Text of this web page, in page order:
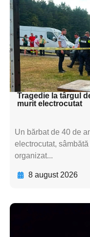
textul
textul
textul
Tragedie la târgul
murit electrocutat
Un bărbat de 40 de
electrocutat,
organizat...
8 august 2026
Adaugă